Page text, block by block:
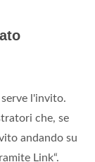
l'invito.
che, se
andando su
Link“.